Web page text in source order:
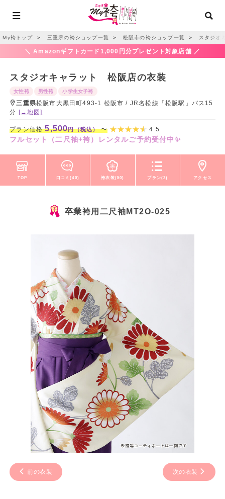
My袴トップ ＞ 三重県の袴ショップ一覧 ＞ 松阪市の袴ショップ一覧 ＞ スタジオ
＼ Amazonギフトカード1,000円分プレゼント対象店舗 ／
スタジオキャラット 松阪店の衣装
女性袴 男性袴 小学生女子袴
三重県松阪市大黒田町493-1 松阪市 / JR名松線「松阪駅」バス15
分 [→地図]
プラン価格5,500円（税込）〜 4.5
フルセット（二尺袖+袴）レンタルご予約受付中✨
TOP 口コミ(40) 袴衣装(50) プラン(2) アクセス
卒業袴用二尺袖MT2O-025
前の衣装 次の衣装